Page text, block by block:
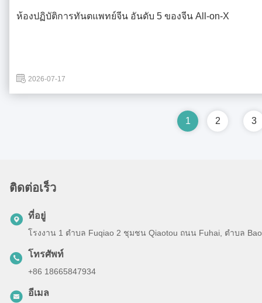
ห้องปฏิบัติการทันตแพทย์จีน อันดับ 5 ของจีน All-on-X
2026-07-17
1 2 3
ติดต่อเร็ว
ที่อยู่
โรงงาน 1 ตําบล Fuqiao 2 ชุมชน Qiaotou ถนน Fuhai, ตําบล
โทรศัพท์
+86 18665847934
อีเมล